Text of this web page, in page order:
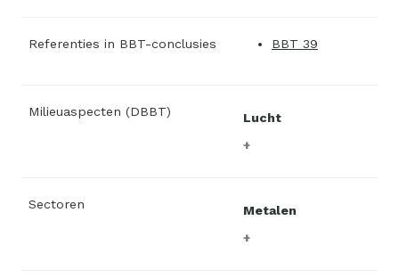
Referenties in BBT-conclusies BBT 39
Milieuaspecten (DBBT) Lucht
Sectoren Metalen